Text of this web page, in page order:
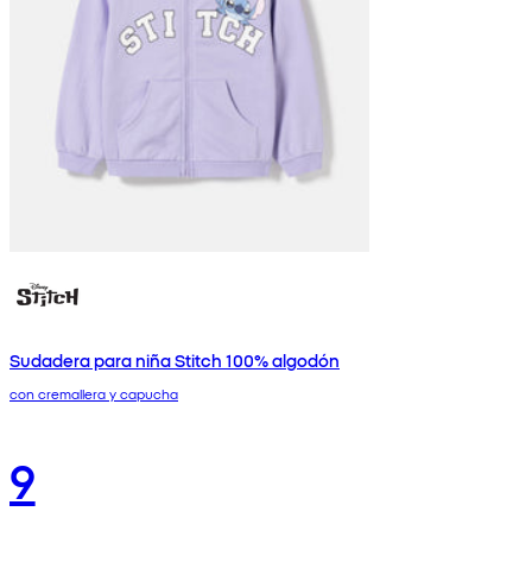
Sudadera para niña Stitch 100% algodón
con cremallera y capucha
9